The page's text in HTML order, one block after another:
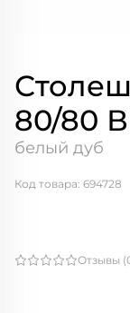
80/80
белый дуб
Отзывы
Код товара: 694728